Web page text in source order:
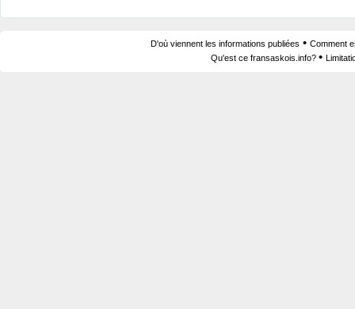
D'où viennent les informations publiées • Comment
Qu'est ce fransaskois.info? •